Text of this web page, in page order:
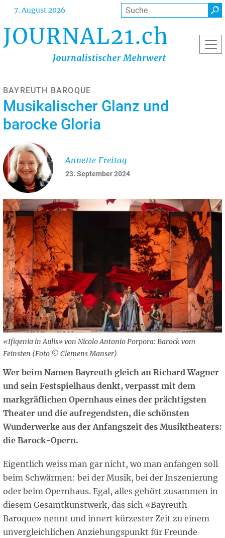
Direkt
Inhalt
7. August 2026 Suche
BAYREUTH BAROQUE
Musikalischer Glanz und
barocke Gloria
23. September 2024
Annette Freitag
«Ifigenia in Aulis» von Nicolo Antonio Porpora: Barock vom
Feinsten (Foto © Clemens Manser)
Wer beim Namen Bayreuth gleich an Richard Wagner
und sein Festspielhaus denkt, verpasst mit dem
markgräflichen Opernhaus eines der prächtigsten
Theater und die aufregendsten, die schönsten
Wunderwerke aus der Anfangszeit des Musiktheaters:
die Barock-Opern.
Eigentlich weiss man gar nicht, wo man anfangen soll
beim Schwärmen: bei der Musik, bei der Inszenierung
oder beim Opernhaus. Egal, alles gehört zusammen in
diesem Gesamtkunstwerk, das sich «Bayreuth
Baroque» nennt und innert kürzester Zeit zu einem
unvergleichlichen Anziehungspunkt für Freunde